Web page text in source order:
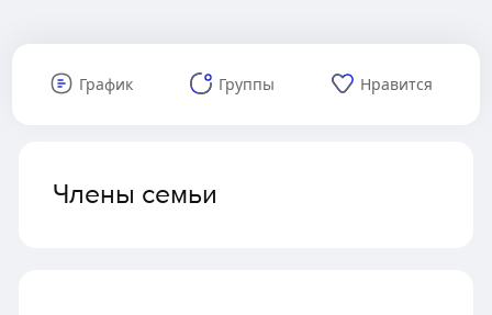
График Группы Нравится
Члены семьи